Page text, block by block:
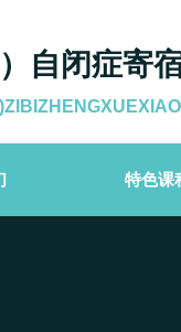
自闭症寄
特色课